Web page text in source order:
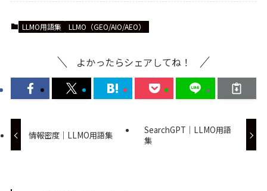
LLMO用語集 LLMO（GEO/AIO/AEO）
よかったらシェアしてね！
情報密度｜LLMO用語集
SearchGPT｜LLMO用語
集